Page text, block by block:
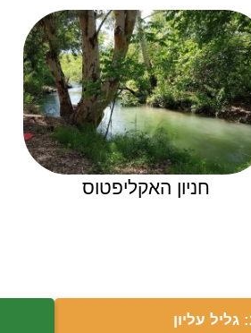
חניון האקליפטוס
עליון